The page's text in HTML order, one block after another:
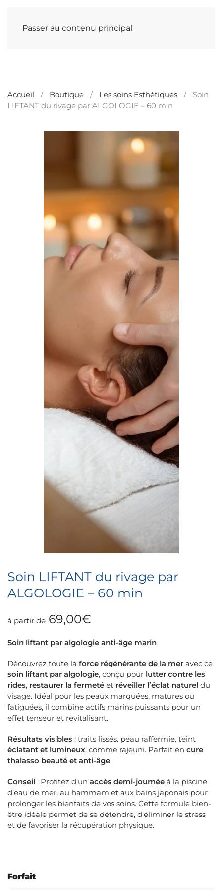
Passer au contenu principal
Accueil Boutique Les soins Esthétiques
Soin
LIFTANT du rivage par ALGOLOGIE – 60 min
Soin LIFTANT du rivage par
ALGOLOGIE – 60 min
à partir de 69,00€
Soin liftant par algologie anti-âge marin
Découvrez toute la force régénérante de la mer avec ce
soin liftant par algologie, conçu pour lutter contre les
rides, restaurer la fermeté et réveiller l’éclat naturel du
visage. Idéal pour les peaux marquées, matures ou
fatiguées, il combine actifs marins puissants pour un
effet tenseur et revitalisant.
Résultats visibles : traits lissés, peau raffermie, teint
éclatant et lumineux, comme rajeuni. Parfait en cure
thalasso beauté et anti-âge.
Conseil : Profitez d’un accès demi-journée à la piscine
d’eau de mer, au hammam et aux bains japonais pour
prolonger les bienfaits de vos soins. Cette formule bien-
être idéale permet de se détendre, d’éliminer le stress
et de favoriser la récupération physique.
Forfait